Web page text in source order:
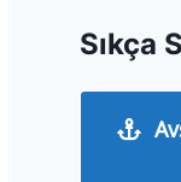
Sıkça